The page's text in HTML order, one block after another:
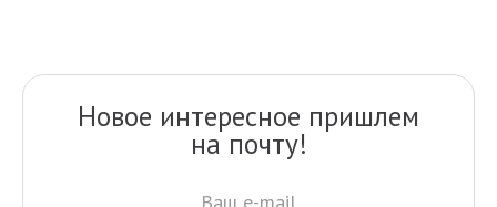
Новое интересное пришлем
на почту!